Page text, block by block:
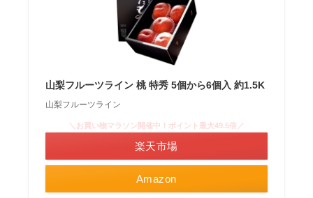
山梨フルーツライン 桃 特秀 5個から6個入 約1.5K
山梨フルーツライン
Amazon
＼お買い物マラソン開催中！ポイント最大49.5倍／
楽天市場